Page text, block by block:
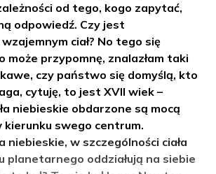
od tego, kogo zapytać,
odpowiedź. Czy jest
ciał? No tego się
może przypomnę, znalazłam taki
czy państwo się domyślą, kto
cytuję, to jest XVII wiek –
niebieskie obdarzone są mocą
kierunku swego centrum.
niebieskie, w szczególności ciała
planetarnego oddziałują na siebie